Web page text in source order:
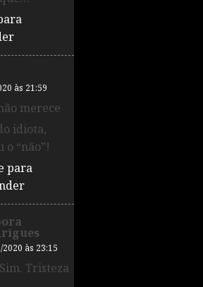
às 21:59
merece
idiota,
o “não”!
para
2020 às 23:15
Tristeza